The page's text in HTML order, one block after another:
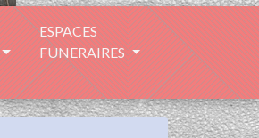
ESPACES
FUNERAIRES